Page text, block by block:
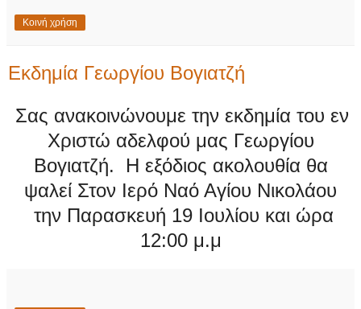
Κοινή χρήση
Εκδημία Γεωργίου Βογιατζή
Σας ανακοινώνουμε την εκδημία του εν
Χριστώ αδελφού μας Γεωργίου
Βογιατζή. Η εξόδιος ακολουθία θα
ψαλεί Στον Ιερό Ναό Αγίου Νικολάου
την Παρασκευή 19 Ιουλίου και ώρα
12:00 μ.μ